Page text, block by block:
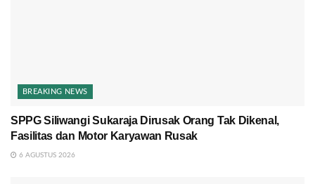
BREAKING NEWS
SPPG Siliwangi Sukaraja Dirusak Orang Tak Dikenal,
Fasilitas dan Motor Karyawan Rusak
6 AGUSTUS 2026